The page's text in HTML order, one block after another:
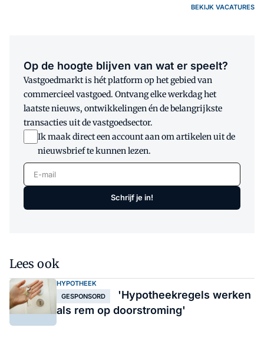
BEKIJK VACATURES
Op de hoogte blijven van wat er speelt?
Vastgoedmarkt is hét platform op het gebied van
commercieel vastgoed. Ontvang elke werkdag het
laatste nieuws, ontwikkelingen én de belangrijkste
transacties uit de vastgoedsector.
Ik maak direct een account aan om artikelen uit de
nieuwsbrief te kunnen lezen.
E-mail
Schrijf je in!
Lees ook
HYPOTHEEK
GESPONSORD
'Hypotheekregels werken
als rem op doorstroming'